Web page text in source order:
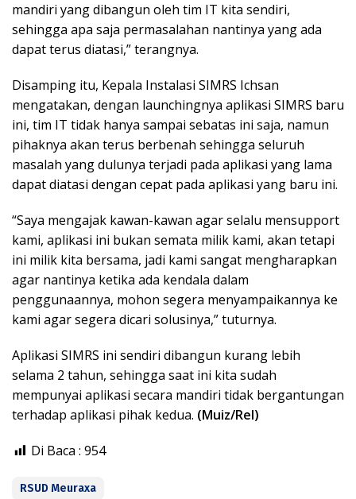
mandiri yang dibangun oleh tim IT kita sendiri,
sehingga apa saja permasalahan nantinya yang ada
dapat terus diatasi,” terangnya.
Disamping itu, Kepala Instalasi SIMRS Ichsan
mengatakan, dengan launchingnya aplikasi SIMRS baru
ini, tim IT tidak hanya sampai sebatas ini saja, namun
pihaknya akan terus berbenah sehingga seluruh
masalah yang dulunya terjadi pada aplikasi yang lama
dapat diatasi dengan cepat pada aplikasi yang baru ini.
“Saya mengajak kawan-kawan agar selalu mensupport
kami, aplikasi ini bukan semata milik kami, akan tetapi
ini milik kita bersama, jadi kami sangat mengharapkan
agar nantinya ketika ada kendala dalam
penggunaannya, mohon segera menyampaikannya ke
kami agar segera dicari solusinya,” tuturnya.
Aplikasi SIMRS ini sendiri dibangun kurang lebih
selama 2 tahun, sehingga saat ini kita sudah
mempunyai aplikasi secara mandiri tidak bergantungan
terhadap aplikasi pihak kedua. (Muiz/Rel)
Di Baca : 954
RSUD Meuraxa